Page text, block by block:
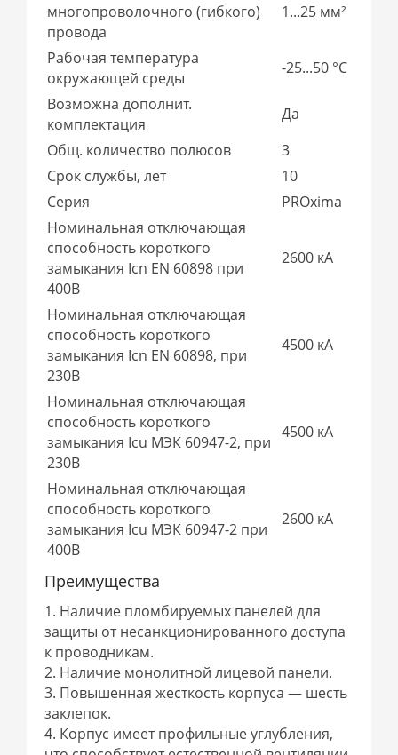
многопроволочного (гибкого)
провода
1...25 мм²
Рабочая температура
окружающей среды
-25...50 °C
Возможна дополнит.
комплектация
Да
Общ. количество полюсов
3
Срок службы, лет
10
Серия
PROxima
Номинальная отключающая
способность короткого
замыкания Icn EN 60898 при
400В
2600 кА
Номинальная отключающая
способность короткого
замыкания Icn EN 60898, при
230В
4500 кА
Номинальная отключающая
способность короткого
замыкания Icu МЭК 60947-2, при
230В
4500 кА
Номинальная отключающая
способность короткого
замыкания Icu МЭК 60947-2 при
400В
2600 кА
Преимущества
1. Наличие пломбируемых панелей для
защиты от несанкционированного доступа
к проводникам.
2. Наличие монолитной лицевой панели.
3. Повышенная жесткость корпуса — шесть
заклепок.
4. Корпус имеет профильные углубления,